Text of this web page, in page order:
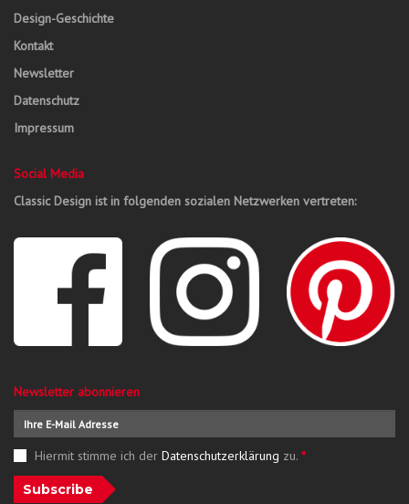
Design-Geschichte
Kontakt
Newsletter
Datenschutz
Impressum
Social Media
Classic Design ist in folgenden sozialen Netzwerken vertreten:
Newsletter abonnieren
Hiermit stimme ich der Datenschutzerklärung zu. *
Subscribe